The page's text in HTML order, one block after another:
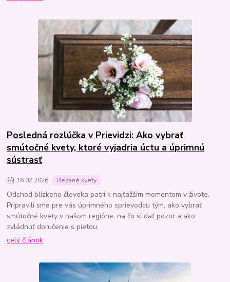
Posledná rozlúčka v Prievidzi: Ako vybrať
smútočné kvety, ktoré vyjadria úctu a úprimnú
sústrasť
16.02.2026 Rezané kvety
Odchod blízkeho človeka patrí k najťažším momentom v živote.
Pripravili sme pre vás úprimného sprievodcu tým, ako vybrať
smútočné kvety v našom regióne, na čo si dať pozor a ako
zvládnuť doručenie s pietou.
celý článok